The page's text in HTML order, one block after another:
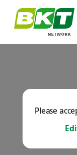
Please